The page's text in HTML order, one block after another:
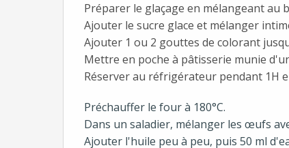
Préparer le glaçage en mélangeant au
Ajouter le sucre glace et mélanger
Ajouter 1 ou 2 gouttes de colorant
Mettre en poche à pâtisserie munie
Réserver au réfrigérateur pendant 1H
Préchauffer le four à 180°C.
Dans un saladier, mélanger les œufs
Ajouter l'huile peu à peu, puis 50 ml